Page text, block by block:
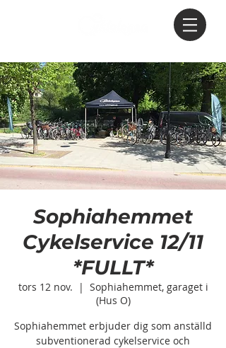
Sophiahemmet
Cykelservice 12/11
*FULLT*
tors 12 nov.
  |
Sophiahemmet, garaget i
(Hus O)
Sophiahemmet erbjuder dig som anställd
subventionerad cykelservice och